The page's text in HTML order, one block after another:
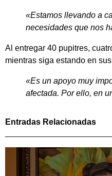
«Estamos llevando a
necesidades que nos
Al entregar 40 pupitres,
mientras siga estando en
«Es un apoyo muy
afectada. Por ello, en
Entradas Relacionadas